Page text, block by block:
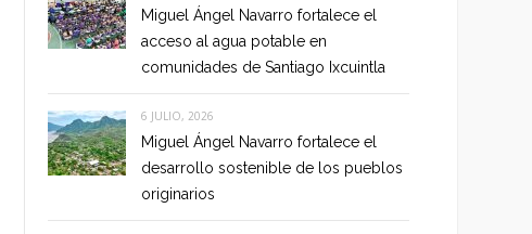
Miguel Ángel Navarro fortalece el
acceso al agua potable en
comunidades de Santiago Ixcuintla
6 JULIO, 2026
Miguel Ángel Navarro fortalece el
desarrollo sostenible de los pueblos
originarios